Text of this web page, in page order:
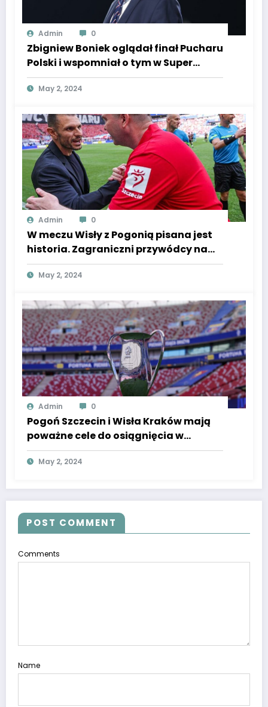
Admin 0
Zbigniew Boniek oglądał finał Pucharu
Polski i wspomniał o tym w Super
Express.
May 2, 2024
Admin 0
W meczu Wisły z Pogonią pisana jest
historia. Zagraniczni przywódcy na
obu ławkach, taki obrazek w finale
Pucharu Polski to rzadkość.
May 2, 2024
Admin 0
Pogoń Szczecin i Wisła Kraków mają
poważne cele do osiągnięcia w
rozgrywkach! Premia na stole jest
niesamowicie wysoka.
May 2, 2024
POST COMMENT
Comments
Name